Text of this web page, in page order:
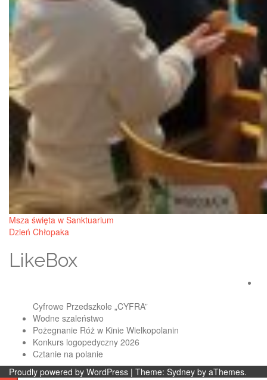
Post
navigation
Msza święta w Sanktuarium
Dzień Chłopaka
LikeBox
Cyfrowe Przedszkole „CYFRA”
Wodne szaleństwo
Pożegnanie Róż w Kinie Wielkopolanin
Konkurs logopedyczny 2026
Cztanie na polanie
Proudly powered by WordPress | Theme: Sydney by aThemes.